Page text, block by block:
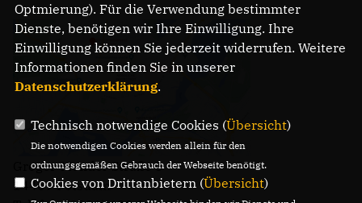
Gregor-Mendel-Straße 3
14469 Potsdam
Optmierung). Für die Verwendung bestimmter
Dienste, benötigen wir Ihre Einwilligung. Ihre
Einwilligung können Sie jederzeit widerrufen. Weitere
Informationen finden Sie in unserer
Datenschutzerklärung.
Technisch notwendige Cookies (Übersicht)
Die notwendigen Cookies werden allein für den
ordnungsgemäßen Gebrauch der Webseite benötigt.
Cookies von Drittanbietern (Übersicht)